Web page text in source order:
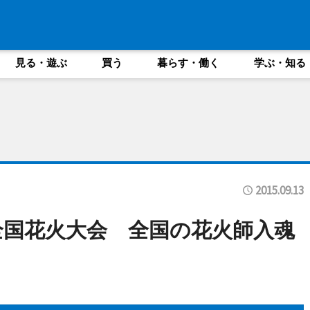
見る・遊ぶ 買う 暮らす・働く 学ぶ・知る
2015.09.13
花火大会 全国の花火師入魂